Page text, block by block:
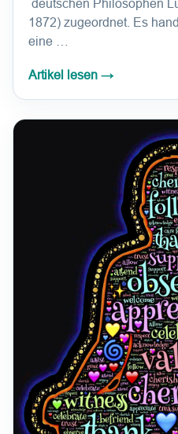
deutschen Philosophen
1872) zugeordnet. Es
eine …
Artikel lesen →